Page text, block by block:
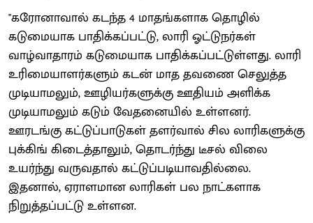
"கரோனாவால் கடந்த 4 மாதங்களாக தொழில்
கடுமையாக பாதிக்கப்பட்டு, லாரி ஓட்டுநர்கள்
வாழ்வாதாரம் கடுமையாக பாதிக்கப்பட்டுள்ளது. லாரி
உரிமையாளர்களும் கடன் மாத தவணை செலுத்த
முடியாமலும், ஊழியர்களுக்கு ஊதியம் அளிக்க
முடியாமலும் கடும் வேதனையில் உள்ளனர்.
ஊரடங்கு கட்டுப்பாடுகள் தளர்வால் சில லாரிகளுக்கு
புக்கிங் கிடைத்தாலும், தொடர்ந்து டீசல் விலை
உயர்ந்து வருவதால் கட்டுப்படியாவதில்லை.
இதனால், ஏராளமான லாரிகள் பல நாட்களாக
நிறுத்தப்பட்டு உள்ளன.